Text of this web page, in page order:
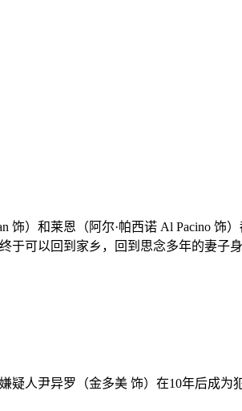
饰）和莱恩（阿尔·帕西诺 Al Pacino
于可以回到家乡，回到思念多年的妻
疑人尹异罗（金多美 饰）在10年后成